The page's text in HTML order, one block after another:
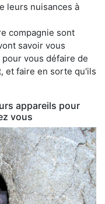
leurs nuisances à
compagnie sont
savoir vous
vous défaire de
et faire en sorte qu'ils
appareils pour
vous